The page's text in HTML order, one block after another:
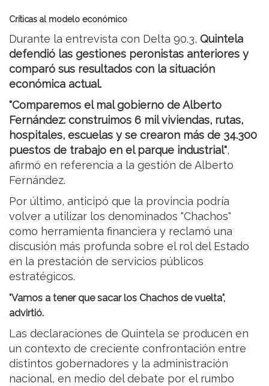
Críticas al modelo económico
Durante la entrevista con Delta 90.3, Quintela
defendió las gestiones peronistas anteriores y
comparó sus resultados con la situación
económica actual.
"Comparemos el mal gobierno de Alberto
Fernández: construimos 6 mil viviendas, rutas,
hospitales, escuelas y se crearon más de 34.300
puestos de trabajo en el parque industrial",
afirmó en referencia a la gestión de Alberto
Fernández.
Por último, anticipó que la provincia podría
volver a utilizar los denominados "Chachos"
como herramienta financiera y reclamó una
discusión más profunda sobre el rol del Estado
en la prestación de servicios públicos
estratégicos.
"Vamos a tener que sacar los Chachos de vuelta",
advirtió.
Las declaraciones de Quintela se producen en
un contexto de creciente confrontación entre
distintos gobernadores y la administración
nacional, en medio del debate por el rumbo